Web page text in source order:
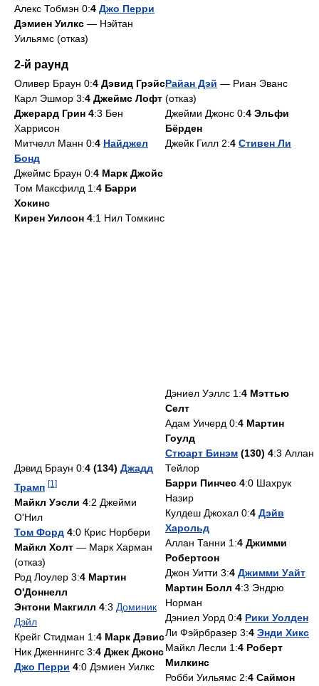
Алекс Тобмэн 0:4 Джо Перри
Дэмиен Уилкс — Нэйтан
Уильямс (отказ)
2-й раунд
Оливер Браун 0:4 Дэвид Грэйс
Карл Эшмор 3:4 Джеймс Лофт
Джерард Грин 4:3 Бен
Харрисон
Митчелл Манн 0:4 Найджел
Бонд
Джеймс Браун 0:4 Марк Джойс
Том Максфилд 1:4 Барри
Хокинс
Кирен Уилсон 4:1 Нил Томкинс
Дэвид Браун 0:4 (134) Джадд
Трамп [1]
Майкл Уэсли 4:2 Джейми
О'Нил
Том Форд 4:0 Крис Норбери
Майкл Холт — Марк Харман
(отказ)
Род Лоулер 3:4 Мартин
O'Доннелл
Энтони Макгилл 4:3 Доминик
Дэйл
Крейг Стидман 1:4 Марк Дэвис
Ник Дженнингс 3:4 Джек Джонс
Джо Перри 4:0 Дэмиен Уилкс
Райан Дэй — Риан Эванс
(отказ)
Джейми Джонс 0:4 Эльфи
Бёрден
Джейк Гилл 2:4 Стивен Ли
Дэниел Уэллс 1:4 Мэттью
Селт
Адам Уичерд 0:4 Мартин
Гоулд
Стюарт Бинэм (130) 4:3 Аллан
Тейлор
Барри Пинчес 4:0 Шахрук
Назир
Кулдеш Джохал 0:4 Дэйв
Харольд
Аллан Танни 1:4 Джимми
Робертсон
Джон Уитти 3:4 Джимми Уайт
Мартин Болл 4:3 Эндрю
Норман
Дэниел Уорд 0:4 Рики Уолден
Ли Фэйрбразер 3:4 Энди Хикс
Майкл Лесли 1:4 Роберт
Милкинс
Робби Уильямс 2:4 Саймон